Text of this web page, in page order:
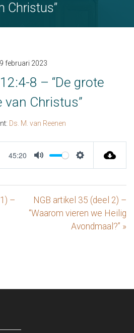
Christus”
februari 2023
8 – “De grote
van Christus”
Ds. M. van Reenen
45:20
Mute Settings
–
NGB artikel 35 (deel 2) –
“Waarom vieren we Heilig
Avondmaal?” »